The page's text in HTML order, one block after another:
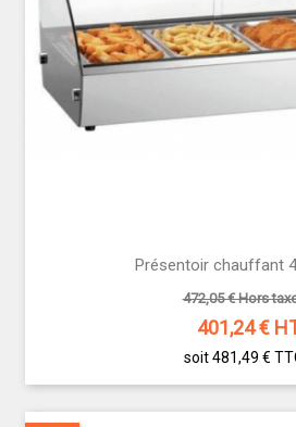
Présentoir chauffant
472,05 € Hors
401,24€
soit 481,49 €